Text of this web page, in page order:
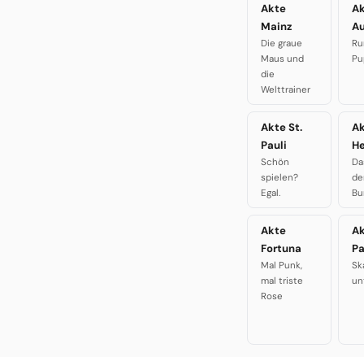
Akte
Mainz
Die graue
Maus und
die
Welttrainer
Akte St.
Pauli
Schön
spielen?
Egal.
Akte
Fortuna
Mal Punk,
mal triste
Rose